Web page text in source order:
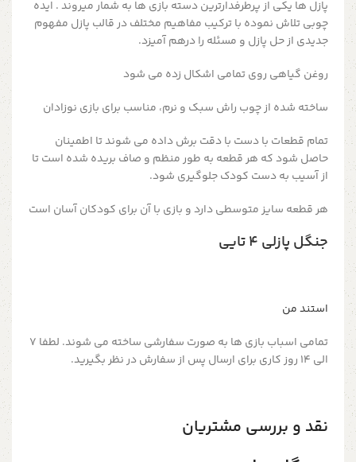
پازل ها یکی از پرطرفدارترین دسته بازی ها به شمار میروند . ایده
چوبی تلاش نموده با ترکیب مفاهیم مختلف در قالب پازل مفهوم
جدیدی از حل پازل و مسئله را درهم آمیزد.
روغن گیاهی روی تمامی اشکال زده می شود
ساخته شده از چوب راش سبک و نرم، مناسب برای بازی نوزادان
تمام قطعات با دست با دقت برش داده می شوند تا اطمینان
حاصل شود که هر قطعه به طور منظم و صاف بریده شده است تا
از آسیب به دست کودک جلوگیری شود.
هر قطعه سایز متوسطی دارد و بازی با آن برای کودکان آسان است
جنگل پازلی ۴ تایی
استند من
تمامی اسباب بازی ها به صورت سفارشی ساخته می شوند. لطفا 7
الی 14 روز کاری برای ارسال پس از سفارش در نظر بگیرید.
نقد و بررسی مشتریان